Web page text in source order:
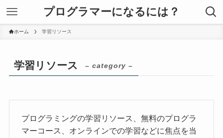
プログラマーになるには？
ホーム 学習リソース
学習リソース – category –
プログラミングの学習リソース、無料のプログラ
マーコース、オンラインでの学習などに焦点を当